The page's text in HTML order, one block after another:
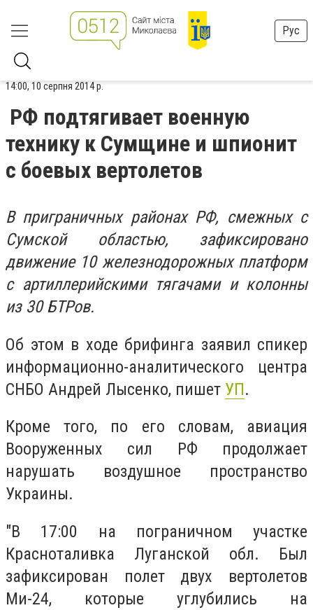
Рус
14:00, 10 серпня 2014 р.
РФ подтягивает военную
технику к Сумщине и шпионит
с боевых вертолетов
В приграничных районах РФ, смежных с
Сумской областью, зафиксировано
движение 10 железнодорожных платформ
с артиллерийскими тягачами и колонны
из 30 БТРов.
Об этом в ходе брифинга заявил спикер
информационно-аналитического центра
СНБО Андрей Лысенко, пишет УП.
Кроме того, по его словам, авиация
Вооруженных сил РФ продолжает
нарушать воздушное пространство
Украины.
"В 17:00 на пограничном участке
Красноталивка Луганской обл. Был
зафиксирован полет двух вертолетов
Ми-24, которые углубились на